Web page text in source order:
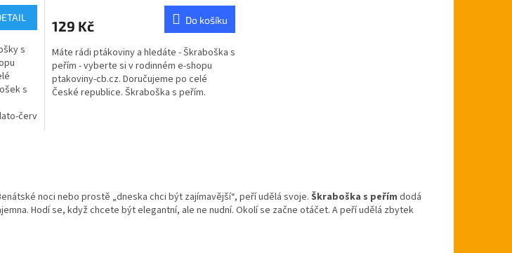
s
s
červená
129 Kč Do košíku
Máte rádi ptákoviny a hledáte - Škraboška s
peřím - vyberte si v rodinném e-shopu
ptakoviny-cb.cz. Doručujeme po celé
České republice. Škraboška s peřím.
d
a
noci nebo prostě „dneska chci být zajímavější“, peří udělá svoje. Škraboška s peřím dodá
Hodí se, když chcete být elegantní, ale ne nudní. Okolí se začne otáčet. A peří udělá zbytek